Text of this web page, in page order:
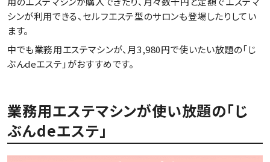
シンが利用できる、セルフエステ型のサロンも登場したりしてい
ます。
中でも業務用エステマシンが、月3,980円で使いたい放題の「じ
ぶんdeエステ」がおすすめです。
業務用エステマシンが使い放題の「じ
ぶんdeエステ」